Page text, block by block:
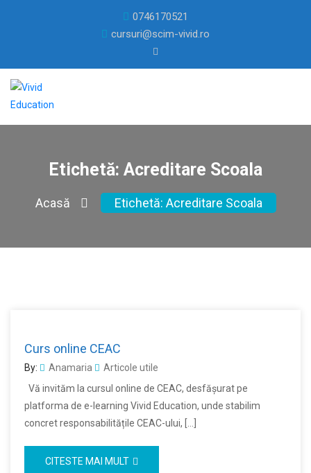
0746170521
cursuri@scim-vivid.ro
Etichetă: Acreditare Scoala
Acasă Etichetă: Acreditare Scoala
Curs online CEAC
By: Anamaria
Articole utile
Vă invităm la cursul online de CEAC, desfășurat pe
platforma de e-learning Vivid Education, unde stabilim
concret responsabilitățile CEAC-ului, […]
CITESTE MAI MULT